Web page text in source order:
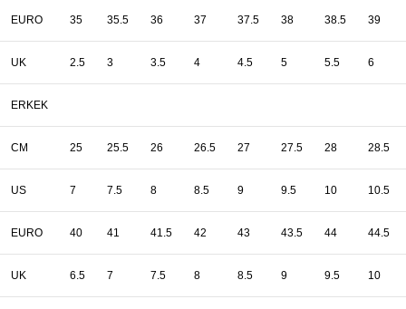
EURO 35 35.5 36 37 37.5 38 38.5 39
UK 2.5 3 3.5 4 4.5 5 5.5 6
ERKEK
CM 25 25.5 26 26.5 27 27.5 28 28.5
US 7 7.5 8 8.5 9 9.5 10 10.5
EURO 40 41 41.5 42 43 43.5 44 44.5
UK 6.5 7 7.5 8 8.5 9 9.5 10